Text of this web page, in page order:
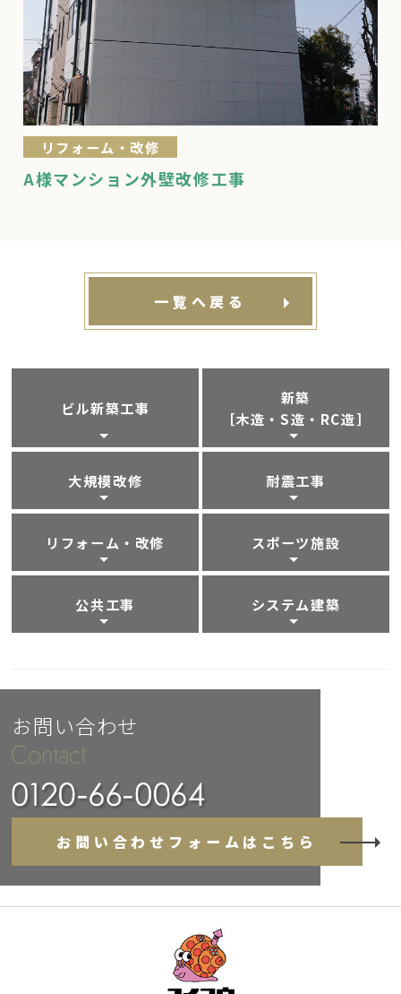
リフォーム・改修
A様マンション外壁改修工事
一覧へ戻る
ビル新築工事
新築
［木造・S造・RC造］
大規模改修 耐震工事
リフォーム・改修 スポーツ施設
公共工事 システム建築
お問い合わせ
お問い合わせフォームはこちら